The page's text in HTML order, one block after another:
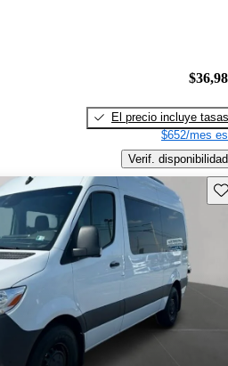
El precio incluye tasas
$652/mes
Verif. disponibilidad